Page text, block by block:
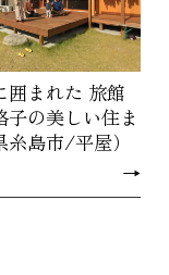
囲まれた 旅館
子の美しい住ま
糸島市/平屋）
→